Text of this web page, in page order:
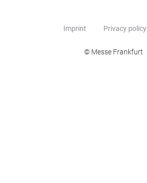
Imprint Privacy policy
© Messe Frankfurt